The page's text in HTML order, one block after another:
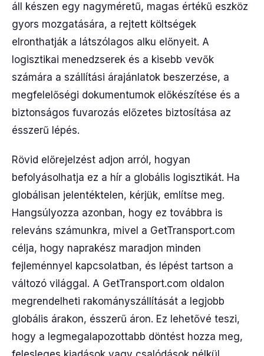
áll készen egy nagyméretű, magas értékű eszköz
gyors mozgatására, a rejtett költségek
elronthatják a látszólagos alku előnyeit. A
logisztikai menedzserek és a kisebb vevők
számára a szállítási árajánlatok beszerzése, a
megfelelőségi dokumentumok előkészítése és a
biztonságos fuvarozás előzetes biztosítása az
ésszerű lépés.
Rövid előrejelzést adjon arról, hogyan
befolyásolhatja ez a hír a globális logisztikát. Ha
globálisan jelentéktelen, kérjük, említse meg.
Hangsúlyozza azonban, hogy ez továbbra is
releváns számunkra, mivel a GetTransport.com
célja, hogy naprakész maradjon minden
fejleménnyel kapcsolatban, és lépést tartson a
változó világgal. A GetTransport.com oldalon
megrendelheti rakományszállítását a legjobb
globális árakon, ésszerű áron. Ez lehetővé teszi,
hogy a legmegalapozottabb döntést hozza meg,